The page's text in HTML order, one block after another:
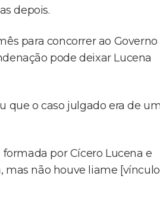
depois.
para concorrer ao Governo
pode deixar Lucena
que o caso julgado era de
por Cícero Lucena e
mas não houve liame